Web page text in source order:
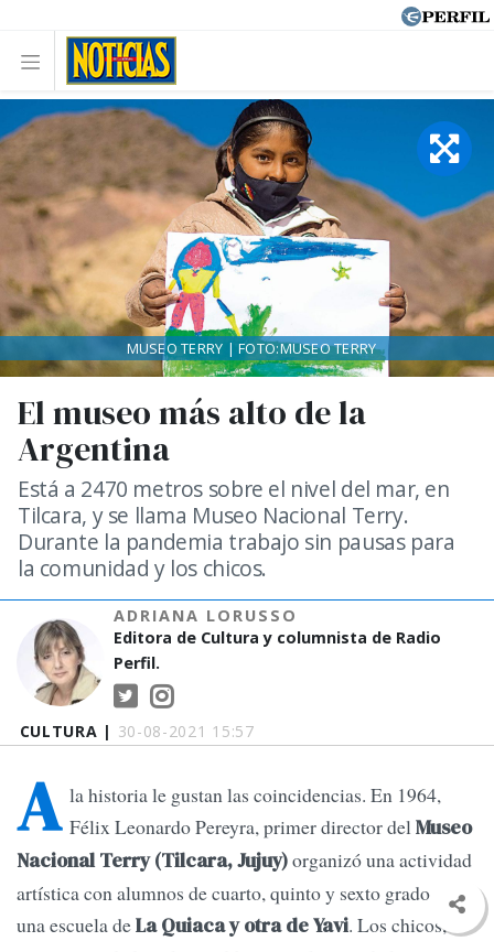
CULTURA | 30-08-2021 15:57
El museo más alto de la
Argentina
Está a 2470 metros sobre el nivel del mar, en
Tilcara, y se llama Museo Nacional Terry.
Durante la pandemia trabajo sin pausas para
la comunidad y los chicos.
ADRIANA LORUSSO
Editora de Cultura y columnista de Radio
Perfil.
MUSEO TERRY | FOTO:MUSEO TERRY
A la historia le gustan las coincidencias. En 1964,
Félix Leonardo Pereyra, primer director delMuseo
Nacional Terry (Tilcara, Jujuy)organizó una actividad
artística con alumnos de cuarto, quinto y sexto grado de
una escuela deLa Quiaca y otra de Yavi. Los chicos,